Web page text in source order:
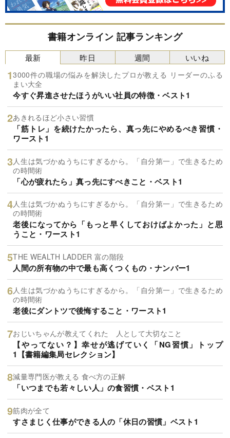
書籍オンライン 記事ランキング
最新
3000件の職場の悩みを解決したプロが教える リーダーのふる
まい大全
今すぐ昇進させたほうがいい社員の特徴・ベスト1
あきれるほど小さい習慣
「筋トレ」を続けたかったら、真っ先にやめるべき習慣・
ワースト1
人生は気づかぬうちにすぎるから。「自分第一」で生きるため
の時間術
「心が疲れたら」真っ先にすべきこと・ベスト1
人生は気づかぬうちにすぎるから。「自分第一」で生きるため
の時間術
老後になってから「もっと早くしておけばよかった」と思
うこと・ワースト1
THE WEALTH LADDER 富の階段
人間の所有物の中で最も高くつくもの・ナンバー1
人生は気づかぬうちにすぎるから。「自分第一」で生きるため
の時間術
老後にダントツで後悔すること・ワースト1
おじいちゃんが教えてくれた 人として大切なこと
【やってない？】幸せが逃げていく「NG習慣」トップ
1【書籍編集局セレクション】
減量専門医が教える 食べ方の正解
「いつまでも若々しい人」の食習慣・ベスト1
筋肉が全て
すさまじく仕事ができる人の「休日の習慣」ベスト1
昨日 週間 いいね